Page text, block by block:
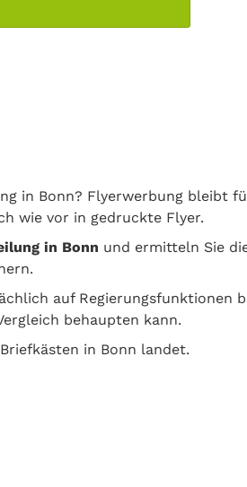
in Bonn? Flyerwerbung bleibt
wie vor in gedruckte Flyer.
in Bonn und ermitteln Sie
auf Regierungsfunktionen
behaupten kann.
in Bonn landet.